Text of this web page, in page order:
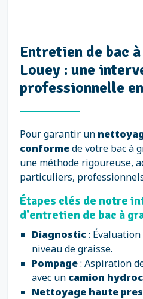
Entretien de bac
Louey : une
professionnelle
Pour garantir un
conformede votre bac à
une méthode rigoureuse,
particuliers,
Étapes clés de notre
d'entretien de bac à
Diagnostic: Évaluation
niveau de graisse.
Pompage: Aspiration
avec un camion
Nettoyage haute